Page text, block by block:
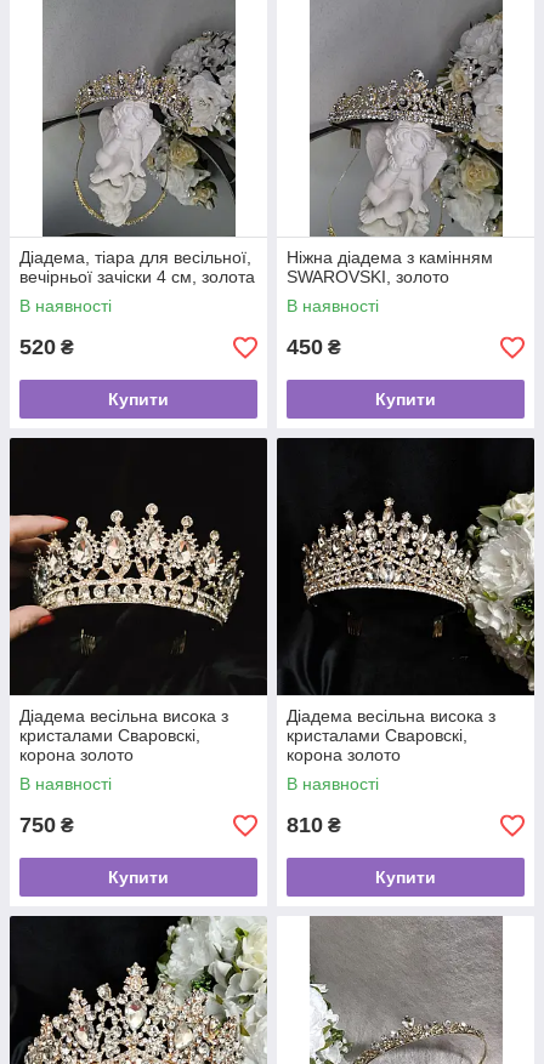
Діадема, тіара для весільної,
вечірньої зачіски 4 см, золота
В наявності
520 ₴
Купити
Ніжна діадема з камінням
SWAROVSKI, золото
В наявності
450 ₴
Купити
Діадема весільна висока з
кристалами Сваровскі,
корона золото
В наявності
750 ₴
Купити
Діадема весільна висока з
кристалами Сваровскі,
корона золото
В наявності
810 ₴
Купити